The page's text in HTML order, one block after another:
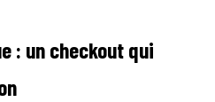
: un checkout qui